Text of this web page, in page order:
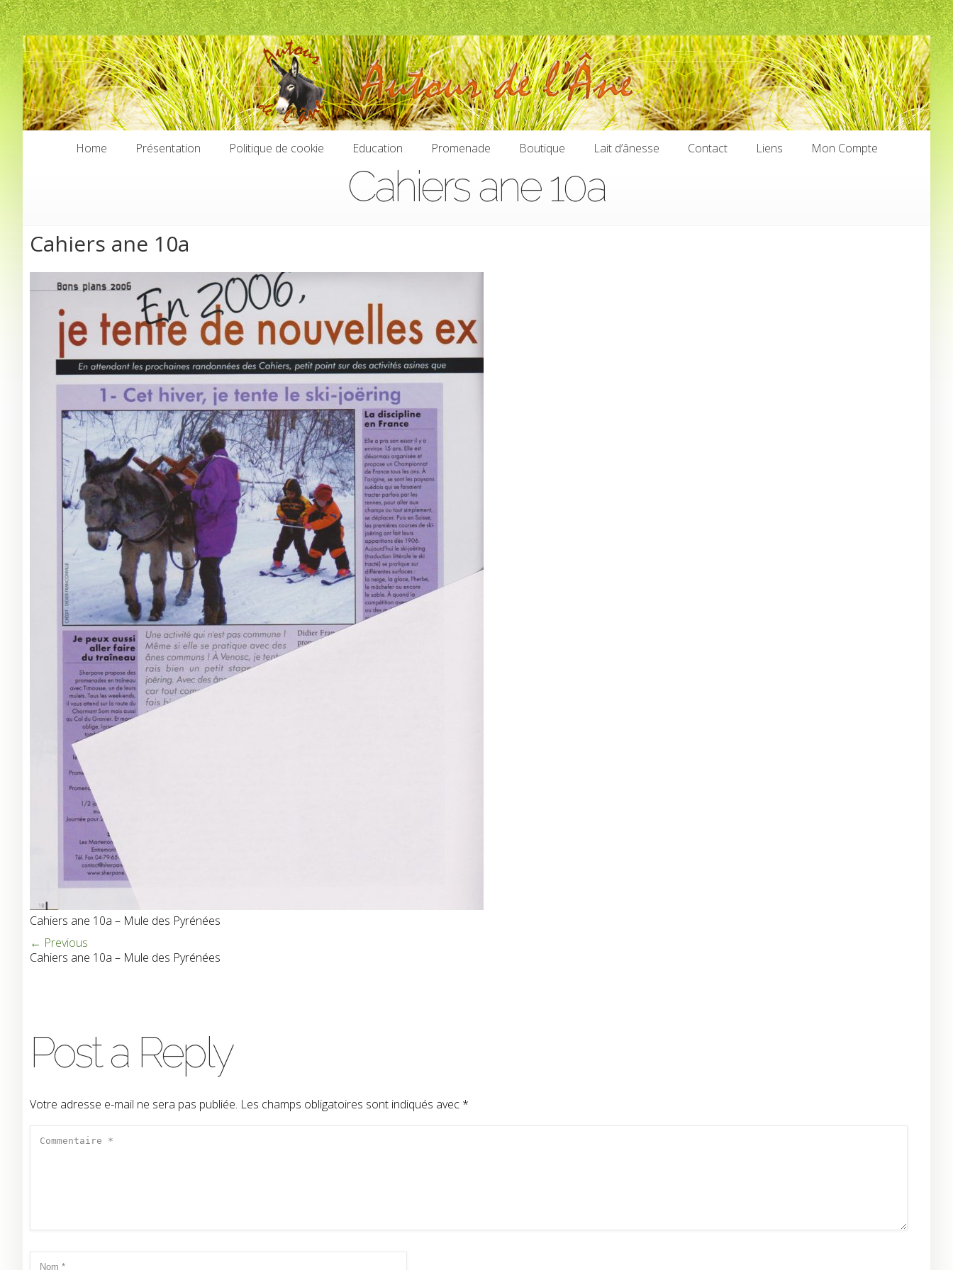
Home
Présentation
Politique de cookie
Education
Education
Promenade
Promenade
Boutique
Boutique
Lait d’ânesse
Lait d’ânesse
Contact
Liens
Mon Compte
Cahiers ane 10a
Cahiers ane 10a
Cahiers ane 10a – Mule des Pyrénées
← Previous
Cahiers ane 10a – Mule des Pyrénées
Post a Reply
Votre adresse e-mail ne sera pas publiée. Les champs obligatoires sont indiqués avec *